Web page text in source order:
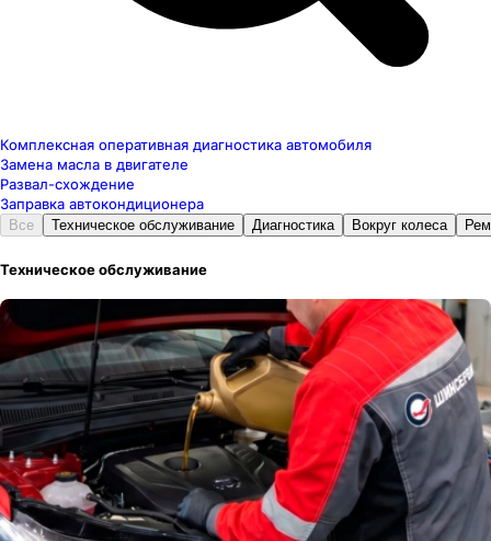
Комплексная оперативная диагностика автомобиля
Замена масла в двигателе
Развал-схождение
Заправка автокондиционера
Все Техническое обслуживание Диагностика Вокруг колеса
Техническое обслуживание